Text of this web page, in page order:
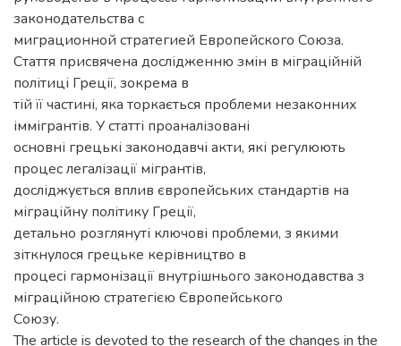
законодательства с
миграционной стратегией Европейского Союза.
Стаття присвячена дослідженню змін в міграційній
політиці Греції, зокрема в
тій її частині, яка торкається проблеми незаконних
іммігрантів. У статті проаналізовані
основні грецькі законодавчі акти, які регулюють
процес легалізації мігрантів,
досліджується вплив європейських стандартів на
міграційну політику Греції,
детально розглянуті ключові проблеми, з якими
зіткнулося грецьке керівництво в
процесі гармонізації внутрішнього законодавства з
міграційною стратегією Європейського
Союзу.
The article is devoted to the research of the changes in the